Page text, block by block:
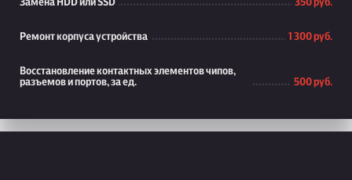
Замена HDD или SSD 350 руб.
Ремонт корпуса устройства 1 300 руб.
Восстановление контактных элементов чипов,
разъемов и портов, за ед.
500 руб.